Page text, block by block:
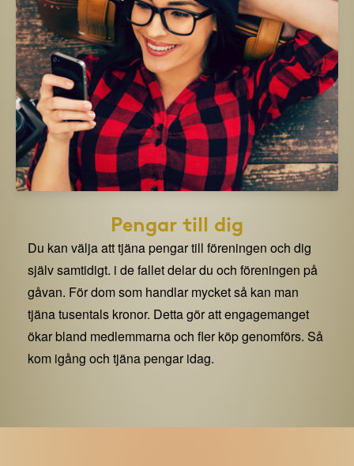
Pengar till dig
Du kan välja att tjäna pengar till föreningen och dig
själv samtidigt. i de fallet delar du och föreningen på
gåvan. För dom som handlar mycket så kan man
tjäna tusentals kronor. Detta gör att engagemanget
ökar bland medlemmarna och fler köp genomförs. Så
kom igång och tjäna pengar idag.